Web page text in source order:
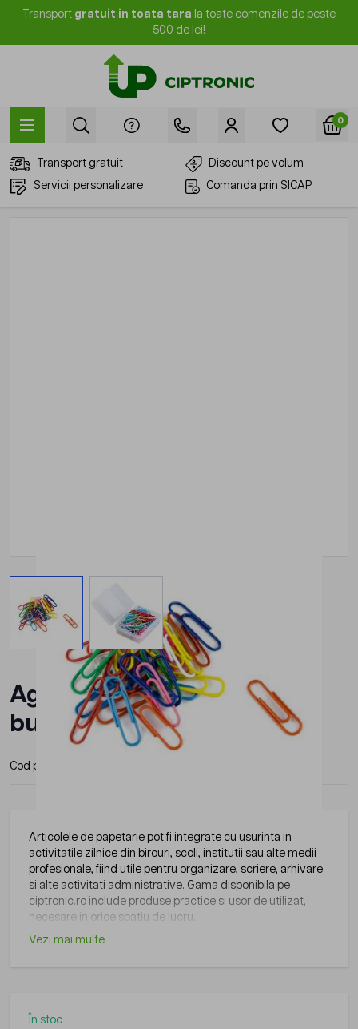
Mergi la Conținut
Transport gratuit in toata tara la toate comenzile de peste
500 de lei!
0
Transport gratuit
Discount pe volum
Servicii personalizare
Comanda prin SICAP
Agrafe metalice 28mm 100
buc/cutie color
Cod produs:
Articolele de papetarie pot fi integrate cu usurinta in
activitatile zilnice din birouri, scoli, institutii sau alte medii
profesionale, fiind utile pentru organizare, scriere, arhivare
si alte activitati administrative. Gama disponibila pe
ciptronic.ro include produse practice si usor de utilizat,
necesare in orice spatiu de lucru.
Vezi mai multe
În stoc